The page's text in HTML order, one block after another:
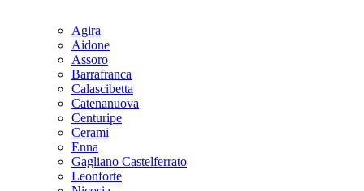
Agira
Aidone
Assoro
Barrafranca
Calascibetta
Catenanuova
Centuripe
Cerami
Enna
Gagliano Castelferrato
Leonforte